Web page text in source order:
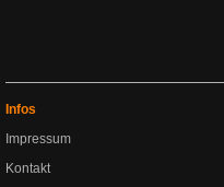
Infos
Impressum
Kontakt